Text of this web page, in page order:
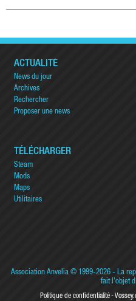
ACTUALITÉ
News du jour
Archives
Rechercher
Proposer une news
TÉLÉCHARGER
Steam
Mods
Maps
Utilitaires
Association Anvelia© 1999-2026 - La
fait l'objet
Politique de confidentialité